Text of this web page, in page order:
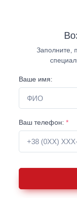
Заполните,
Ваше имя:
Ваш телефон: *